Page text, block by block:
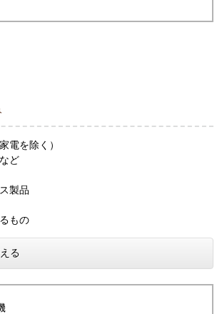
電を除く）
ど
製品
もの
る